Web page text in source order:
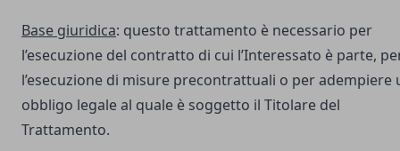
Base giuridica: questo trattamento è necessario per
l’esecuzione del contratto di cui l’Interessato è parte,
l’esecuzione di misure precontrattuali o per adempiere
obbligo legale al quale è soggetto il Titolare del
Trattamento.